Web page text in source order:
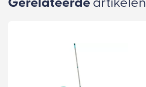
Gerelateerde artikelen